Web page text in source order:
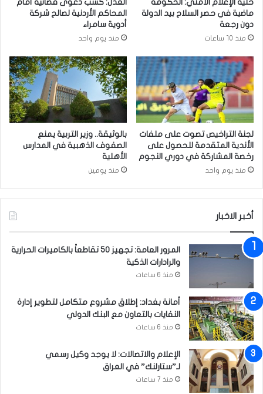
ي
ف
ي
ا
ل
ك
ر
خ
ق
ي
م
ف
ع
ل
ا
ا
ي
م
ا
ل
ث
ق
ا
ف
ي
.
ب
غ
ا
ت
ا
ل
ر
س
ا
ي
ت
ش
ف
ي
ا
ل
م
خ
ي
م
ا
خلية الإعلام الأمني: الحكومة
ماضية في حصر السلاح بيد الدولة
دون رجعة
منذ 10 ساعات
العدل: كسب دعوى قضائية أمام
المحاكم الأردنية لصالح شركة
أدوية سامراء
منذ يوم واحد
لجنة التراخيص تصوت على ملفات
الأندية المتقدمة للحصول على
رخصة المشاركة في دوري النجوم
منذ يوم واحد
بالوثيقة.. وزير التربية يمنع
الصفوف الذهبية في المدارس
الأهلية
منذ يومين
أخبر الاخبار
المرور العامة: تجهيز 50 تقاطعاً بالكاميرات الحرارية
والرادارات الذكية
منذ 6 ساعات
أمانة بغداد: إطلاق مشروع متكامل لتطوير إدارة
النفايات بالتعاون مع البنك الدولي
منذ 6 ساعات
الإعلام والاتصالات: لا يوجد وكيل رسمي
لـ”ستارلنك” في العراق
منذ 7 ساعات